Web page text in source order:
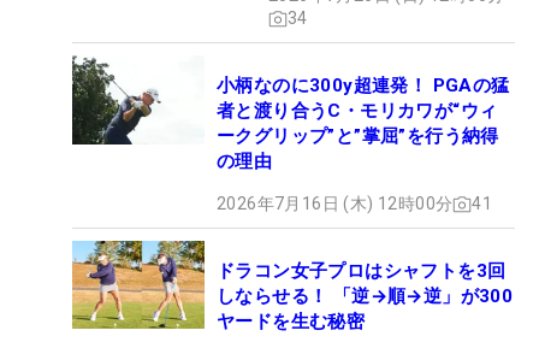
34
小柄なのに300y超連発！ PGAの猛
者と渡り合うC・モリカワが“ウィ
ークグリップ”と”掌屈”を行う納得
の理由
2026年7月16日 (木) 12時00分 41
ドラコン女子プロはシャフトを3回
しならせる！ 「逆→順→逆」が300
ヤードを生む秘密